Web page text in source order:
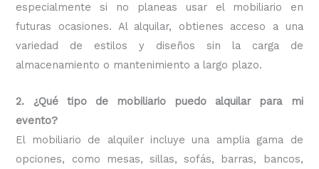
especialmente si no planeas usar el mobiliario en
futuras ocasiones. Al alquilar, obtienes acceso a una
variedad de estilos y diseños sin la carga de
almacenamiento o mantenimiento a largo plazo.
2. ¿Qué tipo de mobiliario puedo alquilar para mi
evento?
El mobiliario de alquiler incluye una amplia gama de
opciones, como mesas, sillas, sofás, barras, bancos,